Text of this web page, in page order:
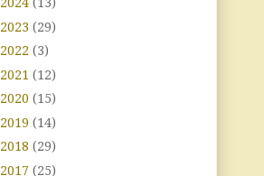
2024 (13)
2023 (29)
2022 (3)
2021 (12)
2020 (15)
2019 (14)
2018 (29)
2017 (25)